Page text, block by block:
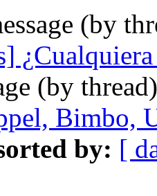
(by
(by
Bimbo,
by: [